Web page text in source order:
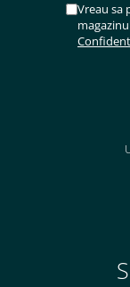
Vreau sa